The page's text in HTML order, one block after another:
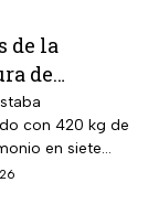
de la
de
la
desactivan
cerca
con 420 kg de
en siete
lo